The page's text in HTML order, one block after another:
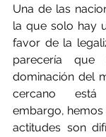
Una de las
la que solo hay
favor de la
parecería
dominación del
cercano está
embargo,
actitudes son